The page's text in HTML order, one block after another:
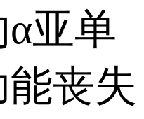
α亚单
丧失